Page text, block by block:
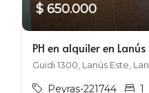
$ 650.000
PH en alquiler en Lanús
Guidi 1300, Lanús Este,
Peyras-221744 1